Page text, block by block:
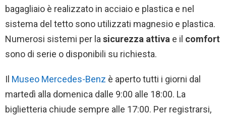
bagagliaio è realizzato in acciaio e plastica e nel
sistema del tetto sono utilizzati magnesio e plastica.
Numerosi sistemi per la sicurezza attiva e il comfort
sono di serie o disponibili su richiesta.
Il Museo Mercedes-Benz è aperto tutti i giorni dal
martedì alla domenica dalle 9:00 alle 18:00. La
biglietteria chiude sempre alle 17:00. Per registrarsi,